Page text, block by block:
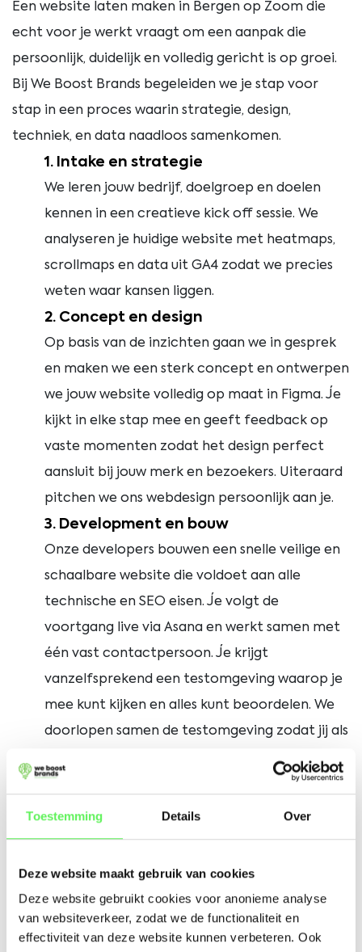
Toestemming Details Over
Deze website maakt gebruik van cookies
Deze website gebruikt cookies voor anonieme analyse
van websiteverkeer, zodat we de functionaliteit en
effectiviteit van deze website kunnen verbeteren. Ook
Een website laten maken in Bergen op Zoom die
echt voor je werkt vraagt om een aanpak die
persoonlijk, duidelijk en volledig gericht is op groei.
Bij We Boost Brands begeleiden we je stap voor
stap in een proces waarin strategie, design,
techniek, en data naadloos samenkomen.
1. Intake en strategie
We leren jouw bedrijf, doelgroep en doelen
kennen in een creatieve kick off sessie. We
analyseren je huidige website met heatmaps,
scrollmaps en data uit GA4 zodat we precies
weten waar kansen liggen.
2. Concept en design
Op basis van de inzichten gaan we in gesprek
en maken we een sterk concept en ontwerpen
we jouw website volledig op maat in Figma. Je
kijkt in elke stap mee en geeft feedback op
vaste momenten zodat het design perfect
aansluit bij jouw merk en bezoekers. Uiteraard
pitchen we ons webdesign persoonlijk aan je.
3. Development en bouw
Onze developers bouwen een snelle veilige en
schaalbare website die voldoet aan alle
technische en SEO eisen. Je volgt de
voortgang live via Asana en werkt samen met
één vast contactpersoon. Je krijgt
vanzelfsprekend een testomgeving waarop je
mee kunt kijken en alles kunt beoordelen. We
doorlopen samen de testomgeving zodat jij als
beveiligde omgeving. We zetten samen de
puntjes op de i.
4. Performance inrichting
maximale vindbaarheid en conversie. We
optimaliseren structuur, content, call to